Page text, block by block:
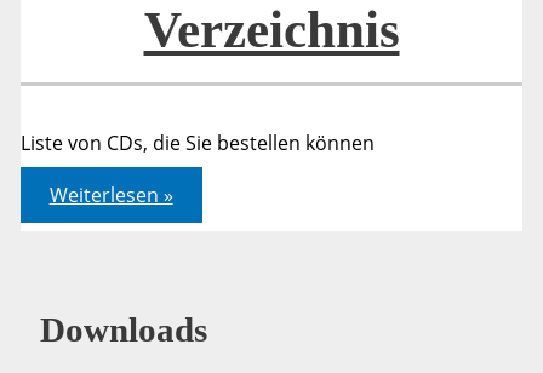
Verzeichnis
Liste von CDs, die Sie bestellen können
Audiodienst
CD-
Verzeichnis
Weiterlesen »
Downloads